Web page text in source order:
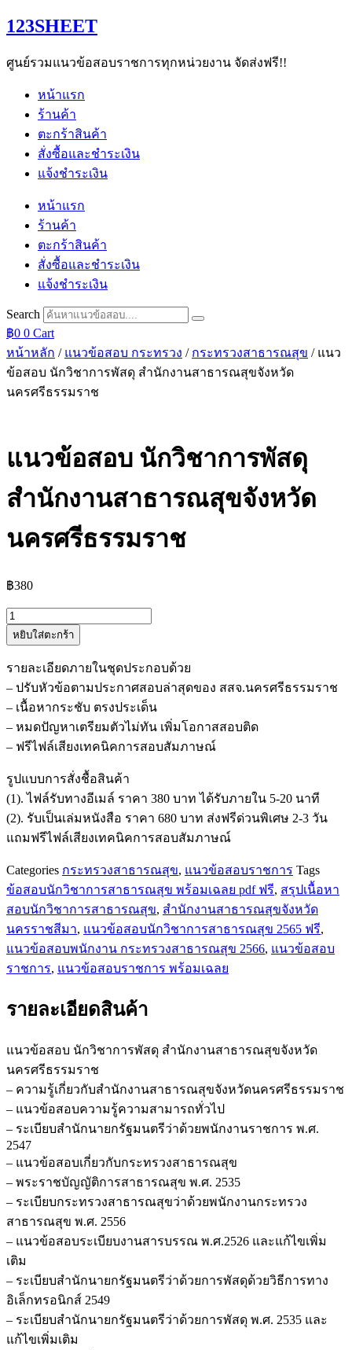
Skip
to
123SHEET
ศูนย์รวมแนวข้อสอบราชการทุกหน่วยงาน จัดส่งฟรี!!
หน้าแรก
ร้านค้า
ตะกร้าสินค้า
สั่งซื้อและชำระเงิน
แจ้งชำระเงิน
หน้าแรก
ร้านค้า
ตะกร้าสินค้า
สั่งซื้อและชำระเงิน
แจ้งชำระเงิน
Search
฿0 0 Cart
หน้าหลัก / แนวข้อสอบ กระทรวง / กระทรวงสาธารณสุข / แนว
ข้อสอบ นักวิชาการพัสดุ สำนักงานสาธารณสุขจังหวัด
นครศรีธรรมราช
แนวข้อสอบ นักวิชาการพัสดุ
สำนักงานสาธารณสุขจังหวัด
นครศรีธรรมราช
฿380
จำนวน
แนว
นัก
วิชาการ
พัสดุ
สำนักงาน
สาธารณสุข
จังหวัด
นครศรีธรรมราช
ชิ้น
หยิบใส่ตะกร้า
รายละเอียดภายในชุดประกอบด้วย
– ปรับหัวข้อตามประกาศสอบล่าสุดของ สสจ.นครศรีธรรมราช
– เนื้อหากระชับ ตรงประเด็น
– หมดปัญหาเตรียมตัวไม่ทัน เพิ่มโอกาสสอบติด
– ฟรีไฟล์เสียงเทคนิคการสอบสัมภาษณ์
รูปแบบการสั่งชื้อสินค้า
(1). ไฟล์รับทางอีเมล์ ราคา 380 บาท ได้รับภายใน 5-20 นาที
(2). รับเป็นเล่มหนังสือ ราคา 680 บาท ส่งฟรีด่วนพิเศษ 2-3 วัน
แถมฟรีไฟล์เสียงเทคนิคการสอบสัมภาษณ์
Categories กระทรวงสาธารณสุข, แนวข้อสอบราชการ Tags
ข้อสอบนักวิชาการสาธารณสุข พร้อมเฉลย pdf ฟรี, สรุปเนื้อหา
สอบนักวิชาการสาธารณสุข, สำนักงานสาธารณสุขจังหวัด
นครราชสีมา, แนวข้อสอบนักวิชาการสาธารณสุข 2565 ฟรี,
แนวข้อสอบพนักงาน กระทรวงสาธารณสุข 2566, แนวข้อสอบ
ราชการ, แนวข้อสอบราชการ พร้อมเฉลย
รายละเอียดสินค้า
แนวข้อสอบ นักวิชาการพัสดุ สำนักงานสาธารณสุขจังหวัด
นครศรีธรรมราช
– ความรู้เกี่ยวกับสำนักงานสาธารณสุขจังหวัดนครศรีธรรมราช
– แนวข้อสอบความรู้ความสามารถทั่วไป
– ระเบียบสำนักนายกรัฐมนตรีว่าด้วยพนักงานราชการ พ.ศ.
2547
– แนวข้อสอบเกี่ยวกับกระทรวงสาธารณสุข
– พระราชบัญญัติการสาธารณสุข พ.ศ. 2535
– ระเบียบกระทรวงสาธารณสุขว่าด้วยพนักงานกระทรวง
สาธารณสุข พ.ศ. 2556
– แนวข้อสอบระเบียบงานสารบรรณ พ.ศ.2526 และแก้ไขเพิ่ม
เติม
– ระเบียบสำนักนายกรัฐมนตรีว่าด้วยการพัสดุด้วยวิธีการทาง
อิเล็กทรอนิกส์ 2549
– ระเบียบสำนักนายกรัฐมนตรีว่าด้วยการพัสดุ พ.ศ. 2535 และ
แก้ไขเพิ่มเติม